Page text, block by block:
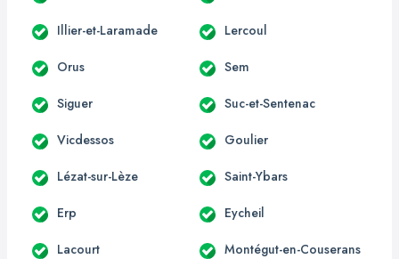
Illier-et-Laramade Lercoul
Orus Sem
Siguer Suc-et-Sentenac
Vicdessos Goulier
Lézat-sur-Lèze Saint-Ybars
Erp Eycheil
Lacourt Montégut-en-Couserans